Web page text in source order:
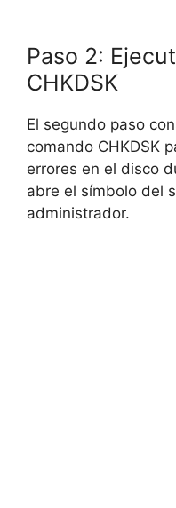
Paso 2:
CHKDSK
El segundo paso
comando CHKDSK
errores en el disco
abre el símbolo del
administrador.